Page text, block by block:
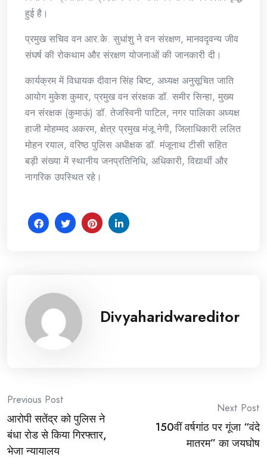
हुई है।
प्रमुख सचिव वन आर.के. सुधांशु ने वन संरक्षण, मानवदृवन्य जीव
संघर्ष की रोकथाम और संरक्षण योजनाओं की जानकारी दी।
कार्यक्रम में विधायक दीवान सिंह बिष्ट, अध्यक्ष अनुसूचित जाति
आयोग मुकेश कुमार, प्रमुख वन संरक्षक डॉ. समीर सिन्हा, मुख्य
वन संरक्षक (कुमाऊं) डॉ. तेजस्विनी पाटिल, नगर पालिका अध्यक्ष
हाजी मोहम्मद अकरम, क्षेत्र प्रमुख मंजू नेगी, जिलाधिकारी ललित
मोहन रयाल, वरिष्ठ पुलिस अधीक्षक डॉ. मंजूनाथ टीसी सहित
बड़ी संख्या में स्थानीय जनप्रतिनिधि, अधिकारी, विद्यार्थी और
नागरिक उपस्थित रहे।
Divyaharidwareditor
Post
navigation
Previous Post
आरोपी सतेंद्र को पुलिस ने
बंधा रोड से किया गिरफ्तार,
भेजा न्यायालय
Next Post
150वीं वर्षगांठ पर गूंजा “वंदे
मातरम” का जयघोष